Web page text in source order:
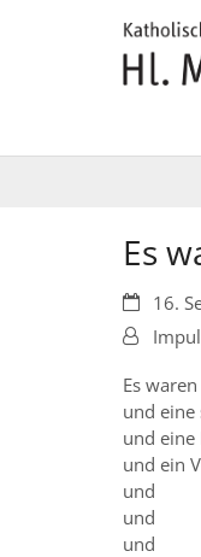
Es
Datum:
16.
Von:
Es
und eine
und eine
und ein
und
und
und